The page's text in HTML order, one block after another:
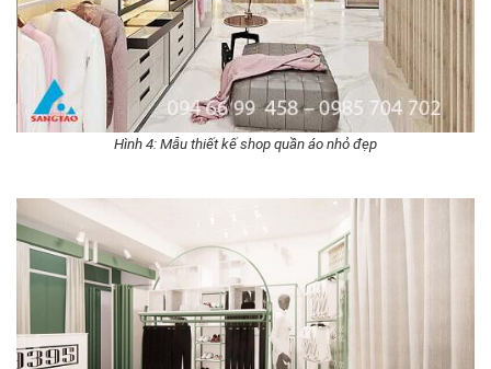
Hình 4: Mẫu thiết kế shop quần áo nhỏ đẹp